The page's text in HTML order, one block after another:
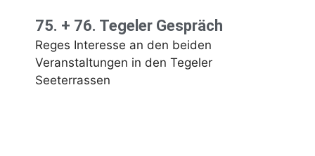
75. + 76. Tegeler Gespräch
Reges Interesse an den beiden
Veranstaltungen in den Tegeler
Seeterrassen